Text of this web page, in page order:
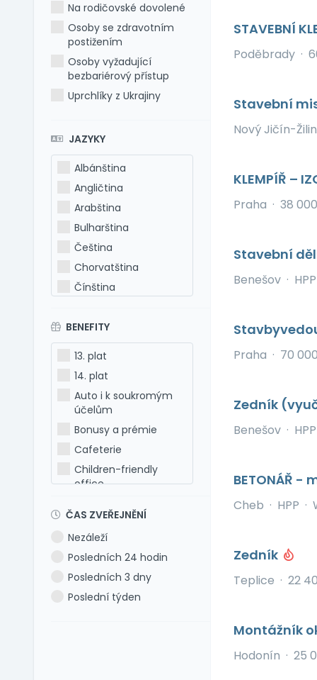
Na rodičovské dovolené
Osoby se zdravotním
postižením
Osoby vyžadující
bezbariérový přístup
Uprchlíky z Ukrajiny
JAZYKY
Albánština
Angličtina
Arabština
Bulharština
Čeština
Chorvatština
Čínština
Francouzština
Hebrejština
Holandština
Italština
Japonština
Latina
Litevština
Lotyšština
Maďarština
Makedonština
Polština
Portugalština
Rumunština
Ruština
BENEFITY
13. plat
14. plat
Auto i k soukromým
účelům
Bonusy a prémie
Cafeterie
Children-friendly
office
Dovolená 6 týdnů
Dovolená navíc
Firemní akce
Firemní fitness
ČAS ZVEŘEJNĚNÍ
Nezáleží
Posledních 24 hodin
Posledních 3 dny
Poslední týden
STAVEBNÍ
Poděbrady ·
Stavební
Nový Jičín-
KLEMPÍŘ –
Praha · 38
Stavební
Benešov · HPP
Praha · 70
Zedník
Benešov · HPP
BETONÁŘ -
Cheb · HPP ·
Zedník
Teplice · 22
Montážník
Hodonín · 25